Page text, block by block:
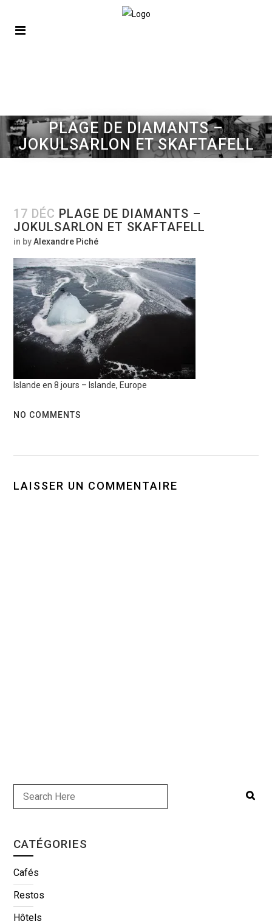
PLAGE DE DIAMANTS –
JOKULSARLON ET SKAFTAFELL
17 DÉC PLAGE DE DIAMANTS –
JOKULSARLON ET SKAFTAFELL
in byAlexandre Piché
Islande en 8 jours – Islande, Europe
NO COMMENTS
LAISSER UN COMMENTAIRE
CATÉGORIES
Cafés
Restos
Hôtels